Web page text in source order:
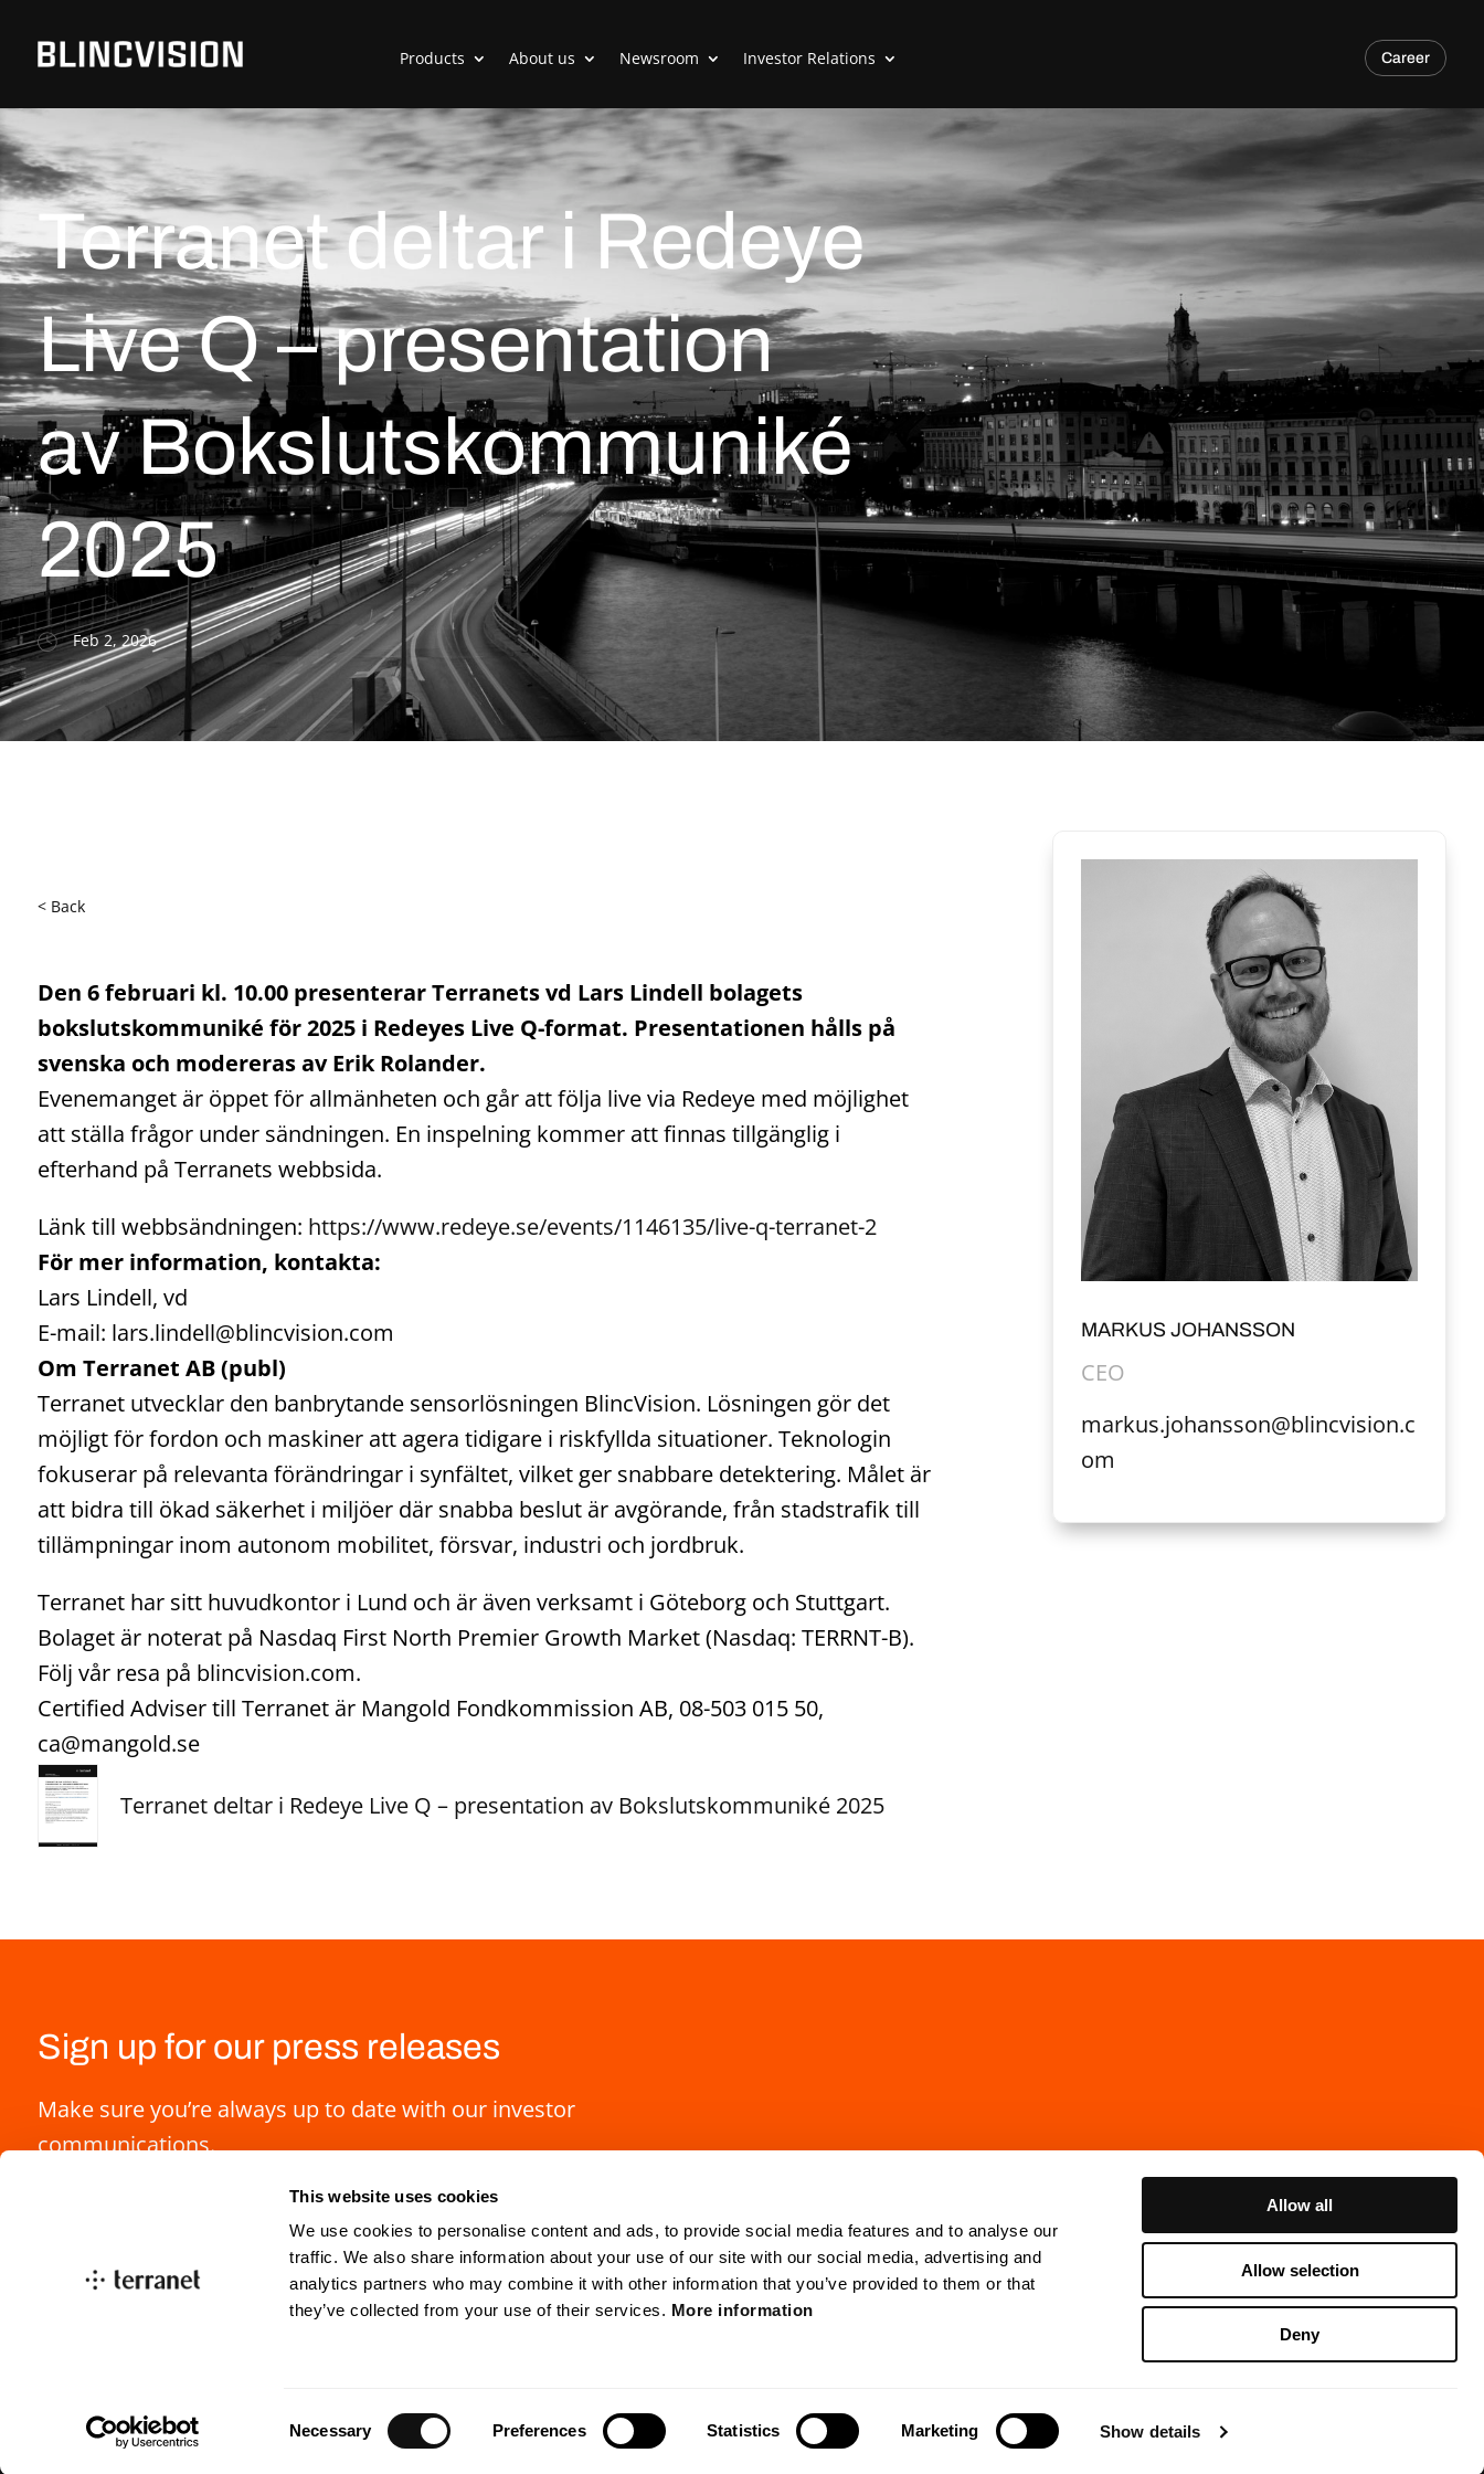
This website uses cookies
We use cookies to personalise content and ads, to provide social media features and to analyse our
traffic. We also share information about your use of our site with our social media, advertising and
analytics partners who may combine it with other information that you’ve provided to them or that
they’ve collected from your use of their services. More information
Necessary Preferences Statistics Marketing Show details
Allow all
Allow selection
Deny
Products About us Newsroom Investor Relations Career
Terranet deltar i Redeye
Live Q – presentation
av Bokslutskommuniké
2025
Feb 2, 2026
< Back
Den 6 februari kl. 10.00 presenterar Terranets vd Lars Lindell bolagets
bokslutskommuniké för 2025 i Redeyes Live Q-format. Presentationen hålls på
svenska och modereras av Erik Rolander.
Evenemanget är öppet för allmänheten och går att följa live via Redeye med möjlighet
att ställa frågor under sändningen. En inspelning kommer att finnas tillgänglig i
efterhand på Terranets webbsida.
Länk till webbsändningen: https://www.redeye.se/events/1146135/live-q-terranet-2
För mer information, kontakta:
Lars Lindell, vd
E-mail: lars.lindell@blincvision.com
Om Terranet AB (publ)
Terranet utvecklar den banbrytande sensorlösningen BlincVision. Lösningen gör det
möjligt för fordon och maskiner att agera tidigare i riskfyllda situationer. Teknologin
fokuserar på relevanta förändringar i synfältet, vilket ger snabbare detektering. Målet är
att bidra till ökad säkerhet i miljöer där snabba beslut är avgörande, från stadstrafik till
tillämpningar inom autonom mobilitet, försvar, industri och jordbruk.
Terranet har sitt huvudkontor i Lund och är även verksamt i Göteborg och Stuttgart.
Bolaget är noterat på Nasdaq First North Premier Growth Market (Nasdaq: TERRNT-B).
Följ vår resa på blincvision.com.
Certified Adviser till Terranet är Mangold Fondkommission AB, 08-503 015 50,
ca@mangold.se
Terranet deltar i Redeye Live Q – presentation av Bokslutskommuniké 2025
MARKUS JOHANSSON
CEO
markus.johansson@blincvision.c
om
Sign up for our press releases
Make sure you’re always up to date with our investor
communications.
info@blincvision.com
HQ Lund